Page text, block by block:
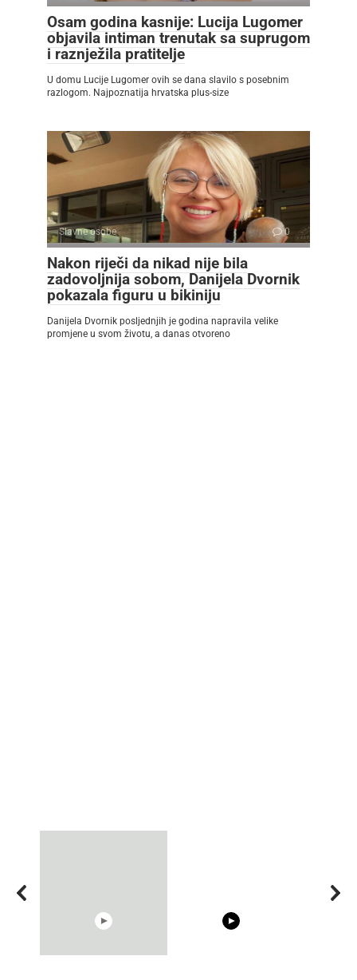
Osam godina kasnije: Lucija Lugomer
objavila intiman trenutak sa suprugom
i raznježila pratitelje
U domu Lucije Lugomer ovih se dana slavilo s posebnim
razlogom. Najpoznatija hrvatska plus-size
Slavne osobe 0
Nakon riječi da nikad nije bila
zadovoljnija sobom, Danijela Dvornik
pokazala figuru u bikiniju
Danijela Dvornik posljednjih je godina napravila velike
promjene u svom životu, a danas otvoreno